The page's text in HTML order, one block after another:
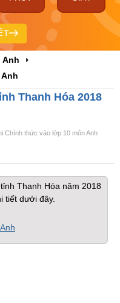
Anh
Thanh Hóa 2018
Chính thức vào lớp 10 môn Anh
Thanh Hóa năm 2018
tiết dưới đây.